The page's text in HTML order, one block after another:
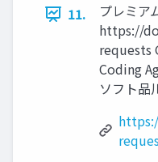
11.
プレミア
https://
requests
Coding
ソフト品